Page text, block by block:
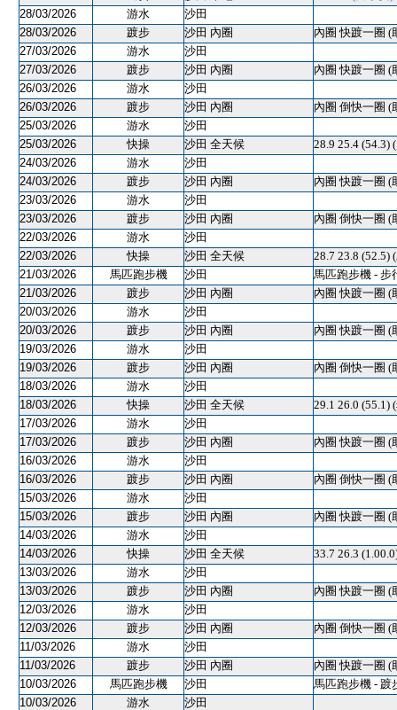
28/03/2026
游水
沙田
28/03/2026
踱步 沙田 內圈
內圈 快踱一圈 (
27/03/2026
游水
沙田
27/03/2026
踱步 沙田 內圈
內圈 快踱一圈 (
26/03/2026
游水
沙田
26/03/2026
踱步 沙田 內圈
內圈 倒快一圈 (
25/03/2026
游水
沙田
25/03/2026
快操 沙田 全天候
28.9 25.4 (54.3)
24/03/2026
游水
沙田
24/03/2026
踱步 沙田 內圈
內圈 快踱一圈 (
23/03/2026
游水
沙田
23/03/2026
踱步 沙田 內圈
內圈 倒快一圈 (
22/03/2026
游水
沙田
22/03/2026
快操 沙田 全天候
28.7 23.8 (52.5)
21/03/2026
馬匹跑步機 沙田
馬匹跑步機 - 步
21/03/2026
踱步 沙田 內圈
內圈 快踱一圈 (
20/03/2026
游水
沙田
20/03/2026
踱步 沙田 內圈
內圈 快踱一圈 (
19/03/2026
游水
沙田
19/03/2026
踱步 沙田 內圈
內圈 倒快一圈 (
18/03/2026
游水
沙田
18/03/2026
快操 沙田 全天候
29.1 26.0 (55.1)
17/03/2026
游水
沙田
17/03/2026
踱步 沙田 內圈
內圈 快踱一圈 (
16/03/2026
游水
沙田
16/03/2026
踱步 沙田 內圈
內圈 倒快一圈 (
15/03/2026
游水
沙田
15/03/2026
踱步 沙田 內圈
內圈 快踱一圈 (
14/03/2026
游水
沙田
14/03/2026
快操 沙田 全天候
33.7 26.3
13/03/2026
游水
沙田
13/03/2026
踱步 沙田 內圈
內圈 快踱一圈 (
12/03/2026
游水
沙田
12/03/2026
踱步 沙田 內圈
內圈 倒快一圈 (
11/03/2026
游水
沙田
11/03/2026
踱步 沙田 內圈
內圈 快踱一圈 (
10/03/2026
馬匹跑步機 沙田
馬匹跑步機 - 踱
10/03/2026
游水
沙田